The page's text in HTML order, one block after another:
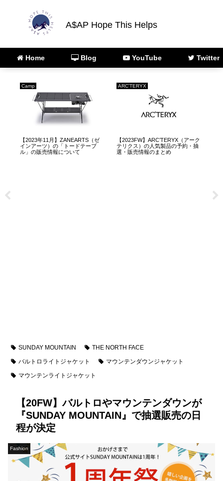
A$AP Hope This Helps
Home Blog YouTube Twitter
Camp
【2023年11月】ZANEARTS（ゼ
インアーツ）の「トードテーブ
ル」の販売情報について
ARC'TERYX
【2023FW】ARC’TERYX（アーク
テリクス）の人気製品の予約・抽
選・販売情報のまとめ
SUNDAY MOUNTAIN
THE NORTH FACE
バルトロライトジャケット
マウンテンダウンジャケット
マウンテンライトジャケット
【20FW】バルトロやマウンテンダウンが
『SUNDAY MOUNTAIN』で抽選販売の日
程が決定
Fashion